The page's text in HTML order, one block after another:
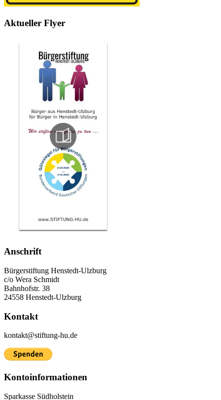
Aktueller Flyer
Anschrift
Bürgerstiftung Henstedt-Ulzburg
c/o Wera Schmidt
Bahnhofstr. 38
24558 Henstedt-Ulzburg
Kontakt
kontakt@stiftung-hu.de
Kontoinformationen
Sparkasse Südholstein